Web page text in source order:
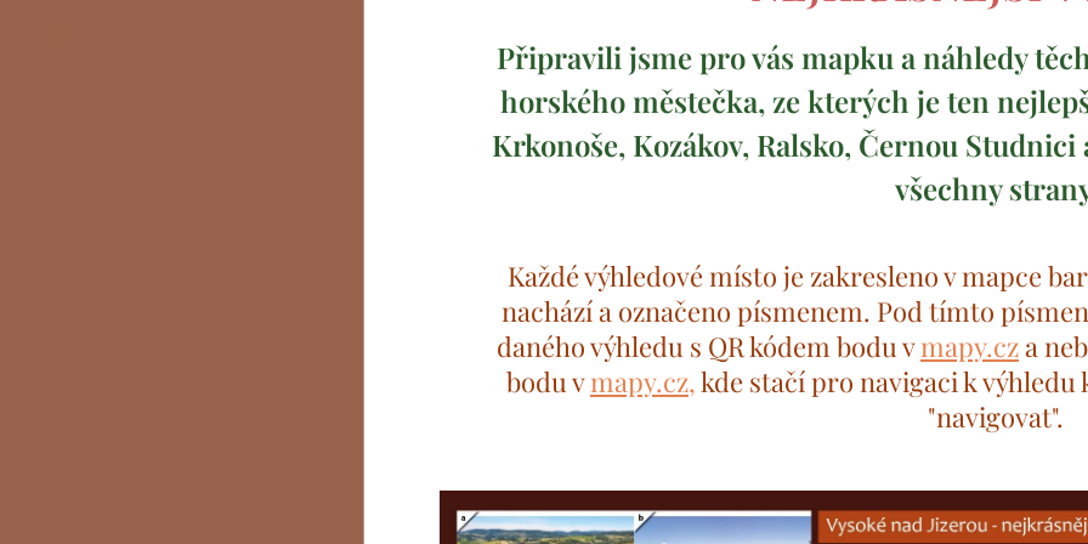
Připravili jsme pro vás mapku a náhledy
horského městečka, ze kterých je ten
Krkonoše, Kozákov, Ralsko, Černou Studnici
všechny
Každé výhledové místo je zakresleno v mapce
nachází a označeno písmenem. Pod tímto
daného výhledu s QR kódem bodu vmapy.cza
bodu vmapy.cz,kde stačí pro navigaci k
"navigovat".